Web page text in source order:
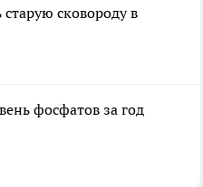
сковороду в
фосфатов за год